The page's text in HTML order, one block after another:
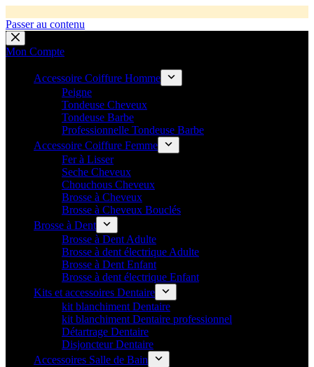
💼 Espace Pro ouvert ! 👉 Rejoignez notre Espace Pro B2B et
🚚 Livraison Gratuite en Europe
🔥 Déjà adopté par les pros 👉 Passez en Espace Pro B2B 📦
💼 Offres réservées aux professionnels 🚀 Rejoignez l’Espace
Passer au contenu
Mon Compte
Accessoire Coiffure Homme
Peigne
Tondeuse Cheveux
Tondeuse Barbe
Professionnelle Tondeuse Barbe
Accessoire Coiffure Femme
Fer à Lisser
Seche Cheveux
Chouchous Cheveux
Brosse à Cheveux
Brosse à Cheveux Bouclés
Brosse à Dent
Brosse à Dent Adulte
Brosse à dent électrique Adulte
Brosse à Dent Enfant
Brosse à dent électrique Enfant
Kits et accessoires Dentaire
kit blanchiment Dentaire
kit blanchiment Dentaire professionnel
Détartrage Dentaire
Disjoncteur Dentaire
Accessoires Salle de Bain